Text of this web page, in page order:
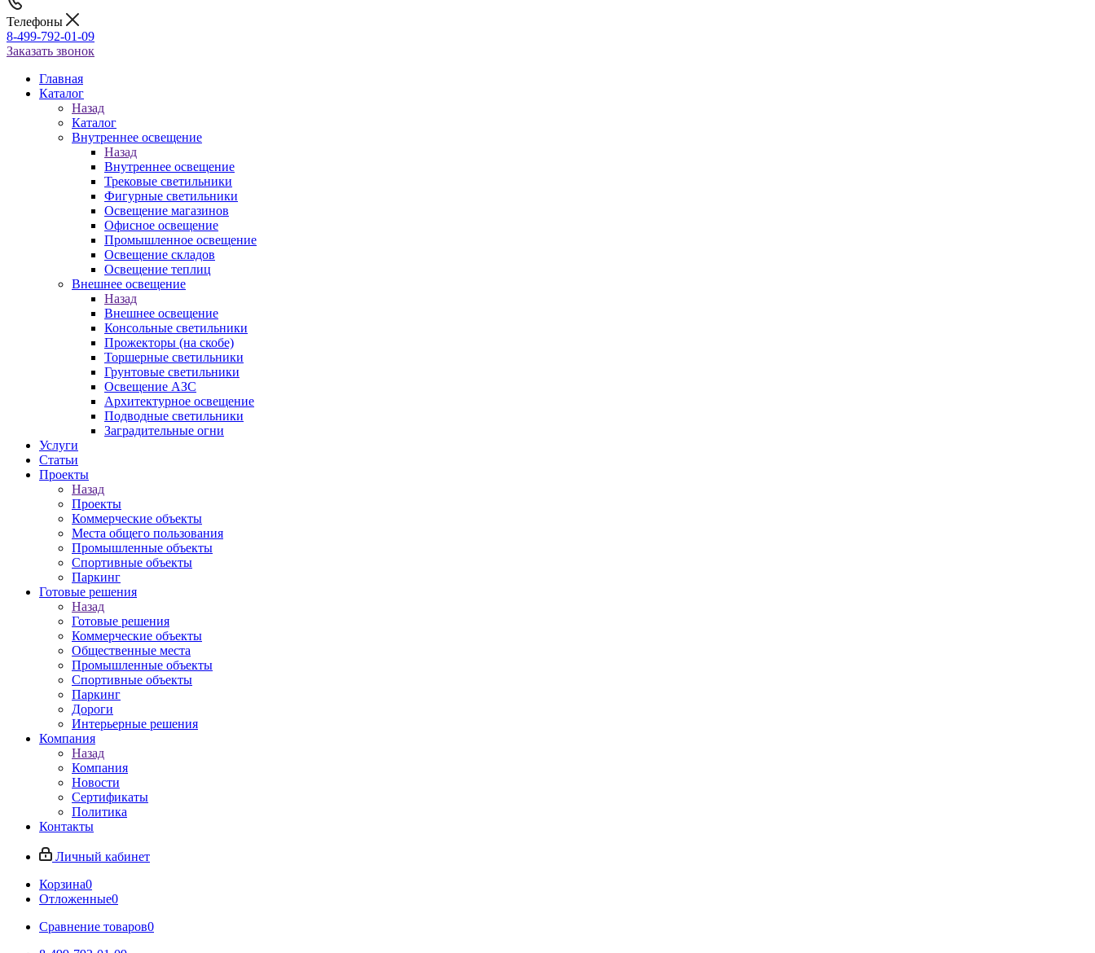
Телефоны
8-499-792-01-09
Заказать звонок
Главная
Каталог
Назад
Каталог
Внутреннее освещение
Назад
Внутреннее освещение
Трековые светильники
Фигурные светильники
Освещение магазинов
Офисное освещение
Промышленное освещение
Освещение складов
Освещение теплиц
Внешнее освещение
Назад
Внешнее освещение
Консольные светильники
Прожекторы (на скобе)
Торшерные светильники
Грунтовые светильники
Освещение АЗС
Архитектурное освещение
Подводные светильники
Заградительные огни
Услуги
Статьи
Проекты
Назад
Проекты
Коммерческие объекты
Места общего пользования
Промышленные объекты
Спортивные объекты
Паркинг
Готовые решения
Назад
Готовые решения
Коммерческие объекты
Общественные места
Промышленные объекты
Спортивные объекты
Паркинг
Дороги
Интерьерные решения
Компания
Назад
Компания
Новости
Сертификаты
Политика
Контакты
Личный кабинет
Корзина0
Отложенные0
Сравнение товаров0